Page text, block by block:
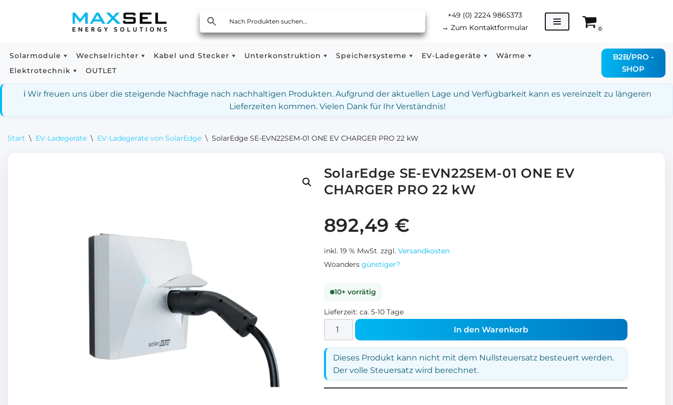
springen
+49 (0) 2224 9865373
→ Zum Kontaktformular 0
Solarmodule Wechselrichter Kabel und Stecker Unterkonstruktion Speichersysteme EV-Ladegeräte
Wärme
Elektrotechnik
OUTLET
B2B/PRO -
SHOP
ℹ️ Wir freuen uns über die steigende Nachfrage nach nachhaltigen Produkten. Aufgrund der aktuellen Lage und Verfügbarkeit kann es vereinzelt zu längeren
Lieferzeiten kommen. Vielen Dank für Ihr Verständnis!
Start \ EV-Ladegeräte \ EV-Ladegeräte von SolarEdge \ SolarEdge SE-EVN22SEM-01 ONE EV CHARGER PRO 22 kW
SolarEdge SE-EVN22SEM-01 ONE EV
CHARGER PRO 22 kW
892,49 €
inkl. 19 % MwSt. zzgl. Versandkosten
Woanders günstiger?
10+ vorrätig
Lieferzeit: ca. 5-10 Tage
In den Warenkorb
Dieses Produkt kann nicht mit dem Nullsteuersatz besteuert werden.
Der volle Steuersatz wird berechnet.